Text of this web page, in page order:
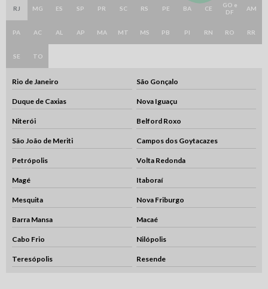
RJ MG ES SP PR SC RS PE BA CE
GO e
DF
AM
PA AC AL AP MA MT MS PB PI RN RO RR
SE TO
Rio de Janeiro São Gonçalo
Duque de Caxias Nova Iguaçu
Niterói Belford Roxo
São João de Meriti Campos dos Goytacazes
Petrópolis Volta Redonda
Magé Itaboraí
Mesquita Nova Friburgo
Barra Mansa Macaé
Cabo Frio Nilópolis
Teresópolis Resende